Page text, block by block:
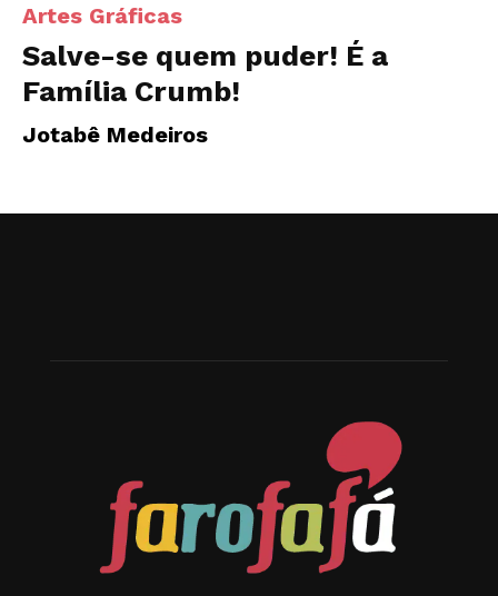
Artes Gráficas
Salve-se quem puder! É a
Família Crumb!
Jotabê Medeiros